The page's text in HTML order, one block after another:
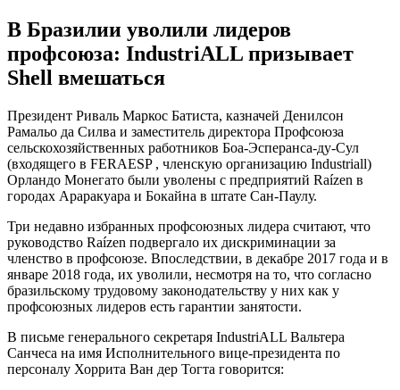
В Бразилии уволили лидеров
профсоюза: IndustriALL призывает
Shell вмешаться
Президент Риваль Маркос Батиста, казначей Денилсон
Рамальо да Силва и заместитель директора Профсоюза
сельскохозяйственных работников Боа-Эсперанса-ду-Сул
(входящего в FERAESP , членскую организацию Industriall)
Орландо Монегато были уволены с предприятий Raízen в
городах Араракуара и Бокайна в штате Сан-Паулу.
Три недавно избранных профсоюзных лидера считают, что
руководство Raízen подвергало их дискриминации за
членство в профсоюзе. Впоследствии, в декабре 2017 года и в
январе 2018 года, их уволили, несмотря на то, что согласно
бразильскому трудовому законодательству у них как у
профсоюзных лидеров есть гарантии занятости.
В письме генерального секретаря IndustriALL Вальтера
Санчеса на имя Исполнительного вице-президента по
персоналу Хоррита Ван дер Тогта говорится: